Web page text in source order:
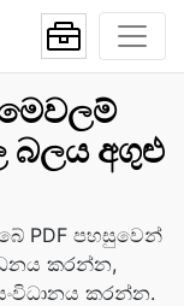
බලය අගුළු
PDF පහසුවෙන්
කරන්න,
කරන්න.